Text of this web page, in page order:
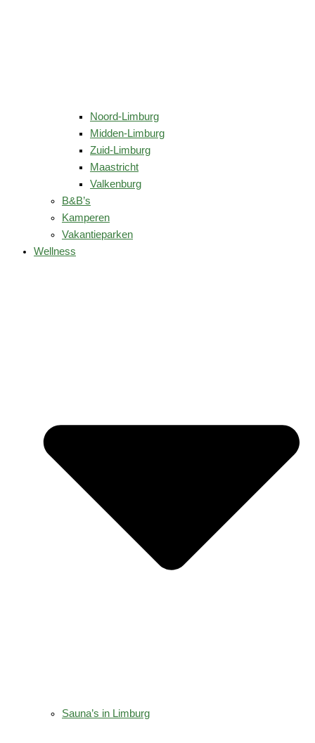
Noord-Limburg
Midden-Limburg
Zuid-Limburg
Maastricht
Valkenburg
B&B’s
Kamperen
Vakantieparken
Wellness
Sauna’s in Limburg